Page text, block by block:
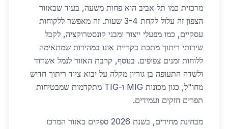
מרכזית כמו תל אביב הוא פחות משעה, בעוד שבאזור
הצפון זה עלול לקחת 3-4 שעות. זה מאפשר ללקוחות
עסקיים, כמו מפעלי ייצור ומבני קונסטרוקציה, לקבל
שירותי ריתוך מתכת בקריית אונו במהירות שמתאימה
ללוחות זמנים צפופים. בנוסף, קרבת האזור לנמל אשדוד
ולשדה התעופה בן גוריון מקלה על יבוא ציוד ריתוך חדיש
מחו"ל, כגון מכונות MIG ו-TIG מתקדמות שמבטיחות
תפרים חזקים ועמידים.
מבחינת מחירים, בשנת 2026 ספקים באזור המרכז